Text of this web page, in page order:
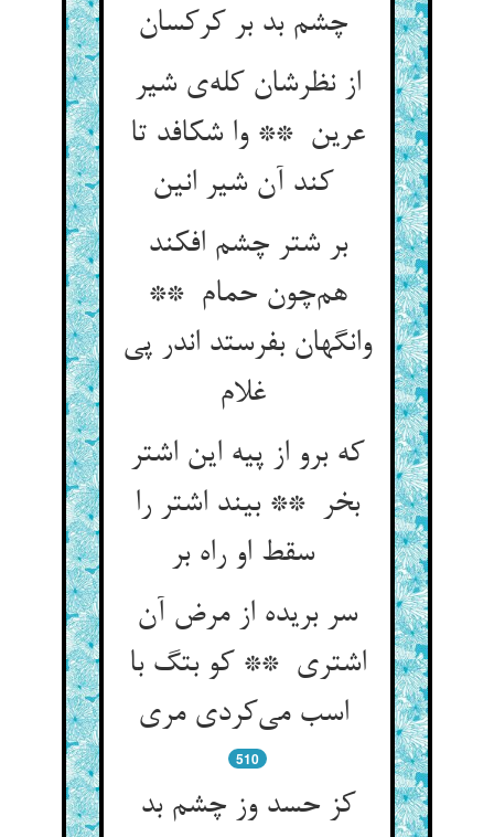
از نظرشان کله‌ی شیر
عرین ** وا شکافد تا
بر شتر چشم افکند
هم‌چون حمام **
وانگهان بفرستد اندر پی
که برو از پیه این اشتر
بخر ** بیند اشتر را
سقط او راه بر
سر بریده از مرض آن
اشتری ** کو بتگ با
اسب می‌کردی مری
510
کز حسد وز چشم بد